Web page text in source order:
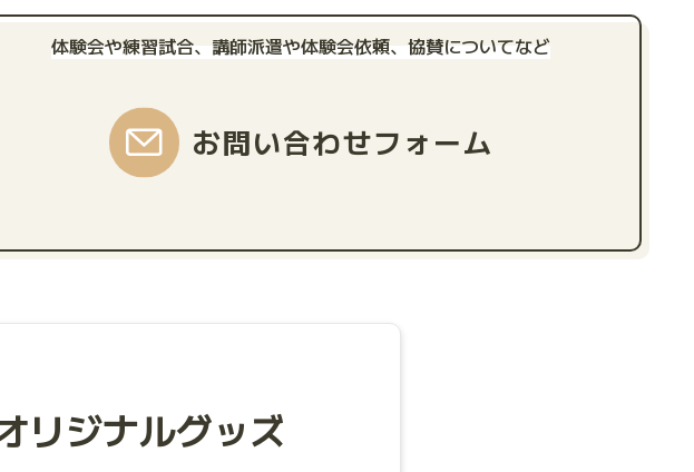
体験会や練習試合、講師派遣や体験会依頼、協賛についてなど
お問い合わせフォーム
リジナルグッズ